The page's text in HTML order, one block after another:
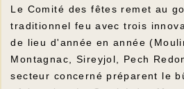
Le Comité des fêtes remet au
traditionnel feu avec trois
de lieu d'année en année
Montagnac, Sireyjol, Pech
secteur concerné préparent le